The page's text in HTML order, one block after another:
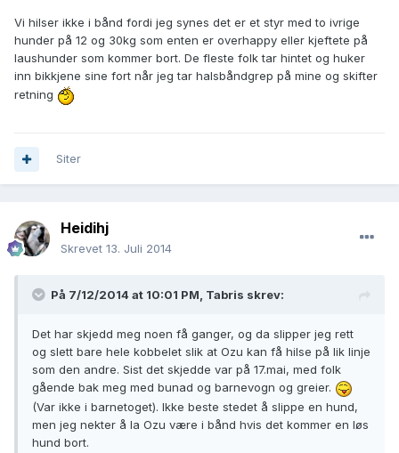
Vi hilser ikke i bånd fordi jeg synes det er et styr med to ivrige
hunder på 12 og 30kg som enten er overhappy eller kjeftete på
laushunder som kommer bort. De fleste folk tar hintet og huker
inn bikkjene sine fort når jeg tar halsbåndgrep på mine og skifter
retning
Siter
Heidihj
Skrevet 13. Juli 2014
På 7/12/2014 at 10:01 PM, Tabris skrev:
Det har skjedd meg noen få ganger, og da slipper jeg rett
og slett bare hele kobbelet slik at Ozu kan få hilse på lik linje
som den andre. Sist det skjedde var på 17.mai, med folk
gående bak meg med bunad og barnevogn og greier.
(Var ikke i barnetoget). Ikke beste stedet å slippe en hund,
men jeg nekter å la Ozu være i bånd hvis det kommer en løs
hund bort.